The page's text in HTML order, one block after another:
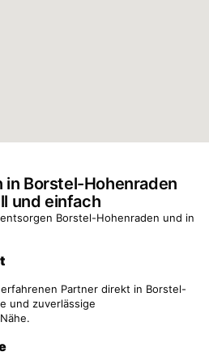
Borstel-Hohenraden
und einfach
Borstel-Hohenraden und in
Partner direkt in Borstel-
und zuverlässige